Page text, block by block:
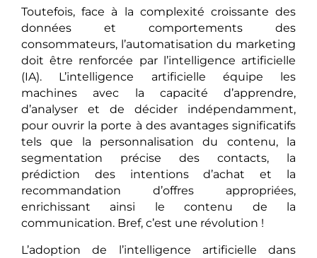
Toutefois, face à la complexité croissante des
données et comportements des
consommateurs, l’automatisation du marketing
doit être renforcée par l’intelligence artificielle
(IA). L’intelligence artificielle équipe les
machines avec la capacité d’apprendre,
d’analyser et de décider indépendamment,
pour ouvrir la porte à des avantages significatifs
tels que la personnalisation du contenu, la
segmentation précise des contacts, la
prédiction des intentions d’achat et la
recommandation d’offres appropriées,
enrichissant ainsi le contenu de la
communication. Bref, c’est une révolution !
L’adoption de l’intelligence artificielle dans